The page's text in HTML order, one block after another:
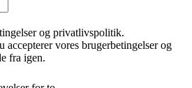
og privatlivspolitik.
vores brugerbetingelser og
fra igen.